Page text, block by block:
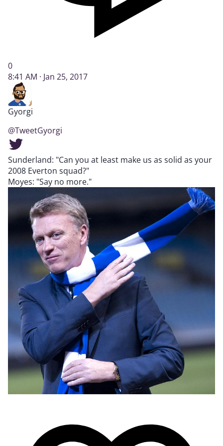
0
8:41 AM · Jan 25, 2017
Gyorgi
@TweetGyorgi
Sunderland: "Can you at least make us as solid as your
2008 Everton squad?"
Moyes: "Say no more."